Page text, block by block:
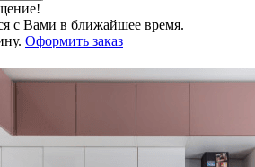
с Вами в ближайшее время.
Оформить заказ